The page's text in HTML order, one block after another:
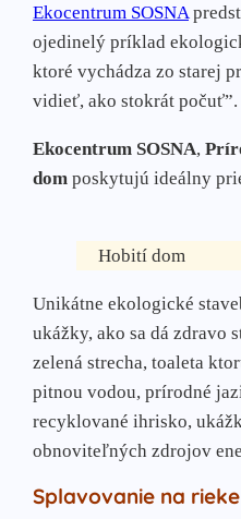
Ekocentrum SOSNA
ojedinelý príklad
ktoré vychádza zo starej
vidieť, ako stokrát počuť”.
Ekocentrum SOSNA,
dom poskytujú ideálny
Hobití dom
Unikátne ekologické
ukážky, ako sa dá zdravo
zelená strecha, toaleta
pitnou vodou, prírodné
recyklované ihrisko,
obnoviteľných zdrojov
Splavovanie na